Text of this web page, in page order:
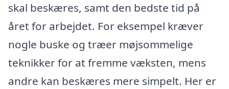
skal beskæres, samt den bedste tid på
året for arbejdet. For eksempel kræver
nogle buske og træer møjsommelige
teknikker for at fremme væksten, mens
andre kan beskæres mere simpelt. Her er